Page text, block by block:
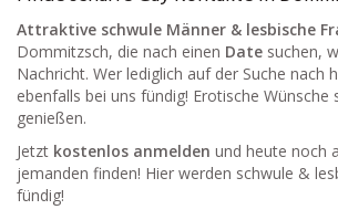
Attraktive schwule Männer & lesbische
Dommitzsch, die nach einen Date suchen,
Nachricht. Wer lediglich auf der Suche nach
ebenfalls bei uns fündig! Erotische Wünsche
genießen.
Jetzt kostenlos anmelden und heute noch
jemanden finden! Hier werden schwule &
fündig!